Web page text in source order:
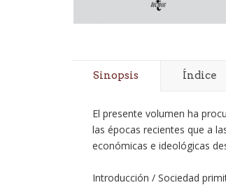
Sinopsis Índice
El presente volumen ha
las épocas recientes que a
económicas e ideológicas
Introducción / Sociedad